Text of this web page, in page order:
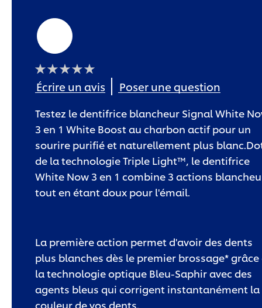
évaluation
soumise
ce
product
Écrire un avis Poser une question
Testez le dentifrice blancheur Signal White
3 en 1 White Boost au charbon actif pour un
sourire purifié et naturellement plus
de la technologie Triple Light™, le dentifrice
White Now 3 en 1 combine 3 actions
tout en étant doux pour l'émail.
La première action permet d'avoir des dents
plus blanches dès le premier brossage* grâce
la technologie optique Bleu-Saphir avec des
agents bleus qui corrigent instantanément la
couleur de vos dents.